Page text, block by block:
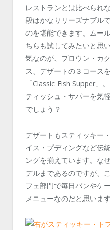
レストランとは比べられ
段はかなりリーズナブル
のを堪能できます。ムー
ちらも試してみたいと思
気なのが、プロウン・カ
ス、デザートの３コース
「Classic Fish Supper」
ティッシュ・サパーを気
でしょう？
デザートもスティッキー
イス・プディングなど伝
ングを揃えています。な
デルまであるのですが、
フェ部門で毎日パンやケ
メニューなのだと思います